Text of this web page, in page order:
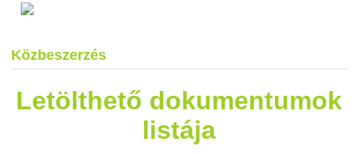
Közbeszerzés
Letölthető dokumentumok
listája